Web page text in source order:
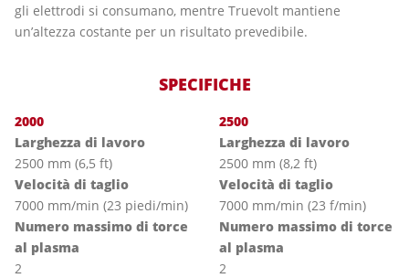
gli elettrodi si consumano, mentre Truevolt mantiene
un’altezza costante per un risultato prevedibile.
SPECIFICHE
2000
Larghezza di lavoro
2500 mm (6,5 ft)
Velocità di taglio
7000 mm/min (23 piedi/min)
Numero massimo di torce
al plasma
2
2500
Larghezza di lavoro
2500 mm (8,2 ft)
Velocità di taglio
7000 mm/min (23 f/min)
Numero massimo di torce
al plasma
2